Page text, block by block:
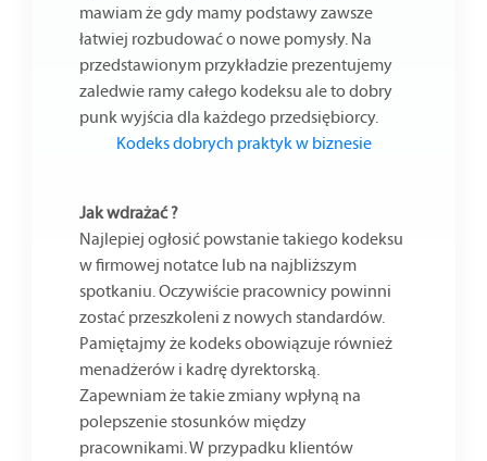
mawiam że gdy mamy podstawy zawsze
łatwiej rozbudować o nowe pomysły. Na
przedstawionym przykładzie prezentujemy
zaledwie ramy całego kodeksu ale to dobry
punk wyjścia dla każdego przedsiębiorcy.
Kodeks dobrych praktyk w biznesie
Jak wdrażać ?
Najlepiej ogłosić powstanie takiego kodeksu
w firmowej notatce lub na najbliższym
spotkaniu. Oczywiście pracownicy powinni
zostać przeszkoleni z nowych standardów.
Pamiętajmy że kodeks obowiązuje również
menadżerów i kadrę dyrektorską.
Zapewniam że takie zmiany wpłyną na
polepszenie stosunków między
pracownikami. W przypadku klientów